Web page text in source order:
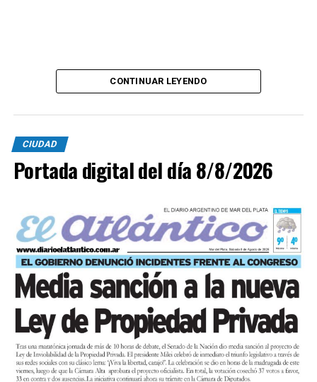
CONTINUAR LEYENDO
CIUDAD
Portada digital del día 8/8/2026